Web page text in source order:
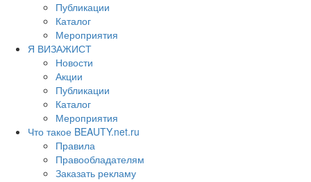
Публикации
Каталог
Мероприятия
Я ВИЗАЖИСТ
Новости
Акции
Публикации
Каталог
Мероприятия
Что такое BEAUTY.net.ru
Правила
Правообладателям
Заказать рекламу